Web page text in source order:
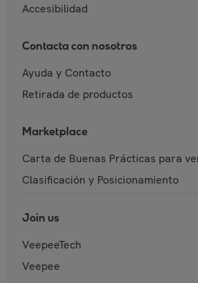
Accesibilidad
Contacta con nosotros
Ayuda y Contacto
Retirada de productos
Marketplace
Carta de Buenas Prácticas para
Clasificación y Posicionamiento
Join us
VeepeeTech
Veepee